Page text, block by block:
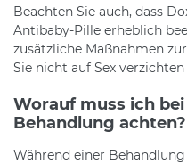
Beachten Sie auch, dass
Antibaby-Pille erheblich
zusätzliche Maßnahmen
Sie nicht auf Sex
Worauf muss ich
Behandlung achten?
Während einer